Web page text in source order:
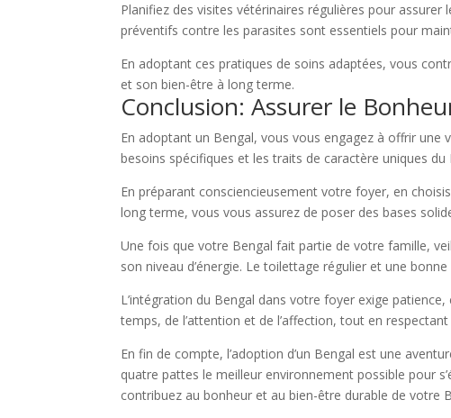
Planifiez des visites vétérinaires régulières pour
préventifs contre les parasites sont essentiels pour
En adoptant ces pratiques de soins adaptées, vous
et son bien-être à long terme.
Conclusion: Assurer le
En adoptant un Bengal, vous vous engagez à offrir une
besoins spécifiques et les traits de caractère uniques
En préparant consciencieusement votre foyer, en
long terme, vous vous assurez de poser des bases
Une fois que votre Bengal fait partie de votre famille,
son niveau d’énergie. Le toilettage régulier et une
L’intégration du Bengal dans votre foyer exige
temps, de l’attention et de l’affection, tout en respectant
En fin de compte, l’adoption d’un Bengal est une
quatre pattes le meilleur environnement possible pour
contribuez au bonheur et au bien-être durable de votre